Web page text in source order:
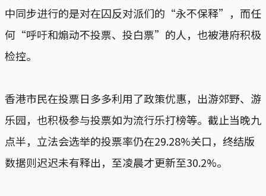
中同步进行的是对在囚反对派们的“永不保释”，而任
何“呼吁和煽动不投票、投白票”的人，也被港府积极
检控。
香港市民在投票日多多利用了政策优惠，出游郊野、游
乐园，也积极参与投票如为流行乐打榜等。截止当晚九
点半，立法会选举的投票率仍在29.28%关口，终结版
数据则迟迟未有释出，至凌晨才更新至30.2%。